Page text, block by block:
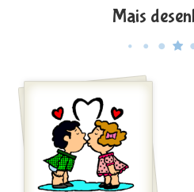
Mais